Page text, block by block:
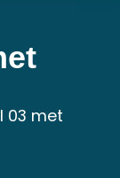
03 met